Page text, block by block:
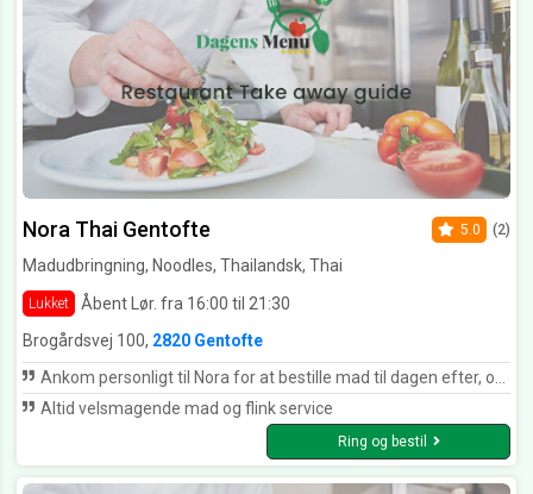
Nora Thai Gentofte
Madudbringning, Noodles, Thailandsk, Thai
Lukket Åbent Lør. fra 16:00 til 21:30
5.0 (2)
Brogårdsvej 100, 2820 Gentofte
Ankom personligt til Nora for at bestille mad til dagen efter, og personen jeg talte til var behagelig og hjælpsom. Maden stod klar til afhentning da jeg ankom, og den unge dame som også havde lavet maden var venlig og serviceminded. Maden smagte særdeles godt med friske råvarer og tilpas styrke. Kan kun anbefale dette sted.
Altid velsmagende mad og flink service
Ring og bestil